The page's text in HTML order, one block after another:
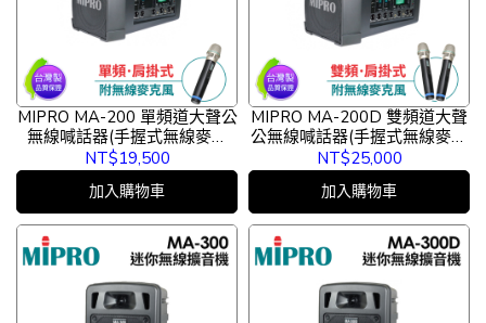
MIPRO MA-200 單頻道大聲公
無線喊話器(手握式無線麥克
風)
NT$19,500
加入購物車
MIPRO MA-200D 雙頻道大聲
公無線喊話器(手握式無線麥克
風)
NT$25,000
加入購物車